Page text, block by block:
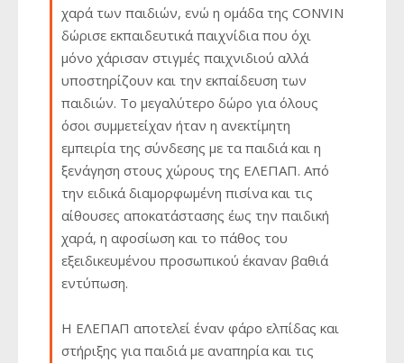
χαρά των παιδιών, ενώ η ομάδα της CONVIN
δώρισε εκπαιδευτικά παιχνίδια που όχι
μόνο χάρισαν στιγμές παιχνιδιού αλλά
υποστηρίζουν και την εκπαίδευση των
παιδιών. Το μεγαλύτερο δώρο για όλους
όσοι συμμετείχαν ήταν η ανεκτίμητη
εμπειρία της σύνδεσης με τα παιδιά και η
ξενάγηση στους χώρους της ΕΛΕΠΑΠ. Από
την ειδικά διαμορφωμένη πισίνα και τις
αίθουσες αποκατάστασης έως την παιδική
χαρά, η αφοσίωση και το πάθος του
εξειδικευμένου προσωπικού έκαναν βαθιά
εντύπωση.
Η ΕΛΕΠΑΠ αποτελεί έναν φάρο ελπίδας και
στήριξης για παιδιά με αναπηρία και τις